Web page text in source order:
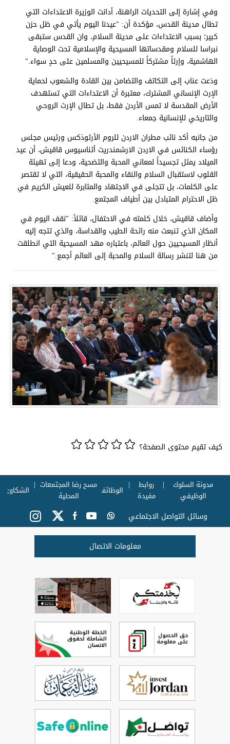
وفي إشارة إلى التحديات الراهنة، أدانت الوزيرة الاعتداءات التي
تطال مدينة القدس، مؤكدة أن: "عيدنا اليوم يأتي في ظل حزن
كبير؛ بسبب الاعتداءات على مدينة السلام، وان القدس ستبقى
نبراسا للسلام ومقدساتها المسيحية والإسلامية تحت الوصاية
الهاشمية، وإرثاً مشتركاً للمسيحيين والمسلمين على حدٍ سواء."
ودَعت عناب إلى التكاتف والتضامن بين القادة والشعوب لحماية
الإرث الإنساني المشترك، معتبرة أن الاعتداءات التي تستهدف
الأرض المقدسة لا تمس الأردن فقط، بل تطال الإرث الروحي
والتاريخي للإنسانية جمعاء.
من جانبه أكد نائب مطران الاردن للروم الأرثوذكس ورئيس مجلس
رؤساء الكنائس في الاردن الارشمندريت أثناسيوس قاقيش، أن عيد
الميلاد يمثل تجسيداً لمعاني المحبة والتضحية، ودعا إلى تهيئة
القلوب لاستقبال السلام والنقاء والمحبة الحقيقية، التي لا تقتصر
على الكلمات، بل تتجلى في الاجتهاد والمثابرة للعيش الكريم في
ظل الاحترام المتبادل بين أطياف المجتمع.
وأضاف قاقيش، خلال كلمته في الاحتفال، قائلاً: "نقف اليوم في
المكان الذي تنبعث منه رائحة الطيب والقداسة، والذي تتجه إليه
أنظار المسيحيين حول العالم، باعتباره مهد المسيحية التي انطلقت
من هنا لتنشر رسالة السلام والمحبة إلى العالم أجمع."
كيف تقيم محتوى الصفحة؟
مدونة السلوك
الوظيفي
روابط
مفيدة
الوظائف مسح رضا المجتمعات
المحلية
الشكاوي
وسائل التواصل الاجتماعي
معلومات الاتصال